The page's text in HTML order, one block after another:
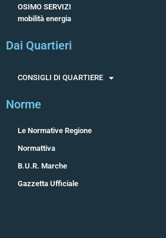
OSIMO SERVIZI
mobilità energia
Dai Quartieri
CONSIGLI DI QUARTIERE
Norme
Le Normative Regione
Normattiva
B.U.R. Marche
Gazzetta Ufficiale